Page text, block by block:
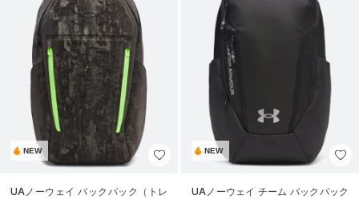
NEW
UAノーウェイ バックパック（トレ
NEW
UAノーウェイ チーム バックパック